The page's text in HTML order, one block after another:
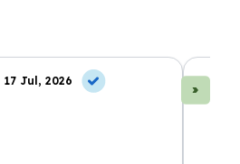
17 Jul, 2026